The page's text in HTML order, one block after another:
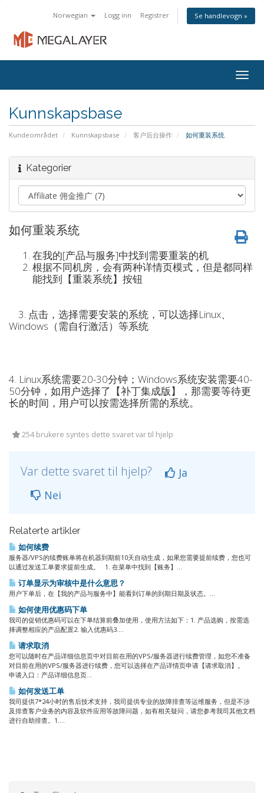
Norwegian Logg inn Registrer Se handlevogn »
Kunnskapsbase
Kundeområdet Kunnskapsbase 客户后台操作 如何重装系统
Kategorier
如何重装系统
在我的[产品与服务]中找到需要重装的机
根据不同机房，会有两种详情页模式，但是都同样
能找到【重装系统】按钮
3. 点击，选择需要安装的系统，可以选择Linux、
Windows（需自行激活）等系统
4. Linux系统需要20-30分钟；Windows系统安装需要40-
50分钟，如用户选择了【补丁集成版】，那需要等待更
长的时间，用户可以按需选择所需的系统。
254 brukere syntes dette svaret var til hjelp
Var dette svaret til hjelp?
Ja
Nei
Relaterte artikler
如何续费
服务器/VPS的续费账单将在机器到期前10天自动生成，如果您需要提前续费，您也可
以通过发送工单要求提前生成。 1. 在菜单中找到【账务】...
订单显示为审核中是什么意思？
用户下单后，在【我的产品与服务中】能看到订单的到期日期及状态。...
如何使用优惠码下单
我司的促销优惠码可以在下单结算前叠加使用，使用方法如下：1. 产品选购，按需选
择调整相应的产品配置2. 输入优惠码3....
请求取消
您可以随时在产品详细信息页中对目前在用的VPS/服务器进行续费管理，如您不准备
对目前在用的VPS/服务器进行续费，您可以选择在产品详情页申请【请求取消】。
申请入口：产品详细信息页...
如何发送工单
我司提供7*24小时的售后技术支持，我司提供专业的故障排查等运维服务，但是不涉
及排查客户业务的内容及软件应用等故障问题，如有相关疑问，请您参考我司其他文档
进行自助排查。1....